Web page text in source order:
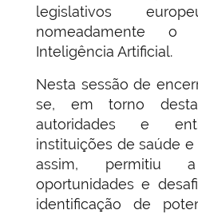
legislativos
nomeadamente o
Inteligência Artificial.
Nesta sessão de
se, em torno desta
autoridades e
instituições de saúde
assim, permitiu
oportunidades e
identificação de